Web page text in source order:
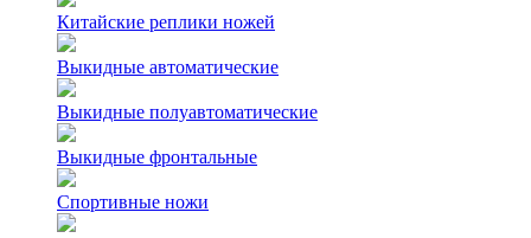
Китайские реплики ножей
Выкидные автоматические
Выкидные полуавтоматические
Выкидные фронтальные
Спортивные ножи